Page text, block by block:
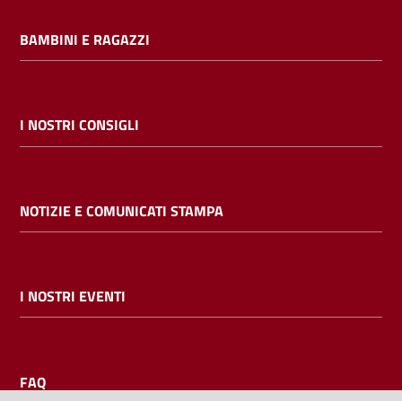
BAMBINI E RAGAZZI
I NOSTRI CONSIGLI
NOTIZIE E COMUNICATI STAMPA
I NOSTRI EVENTI
FAQ